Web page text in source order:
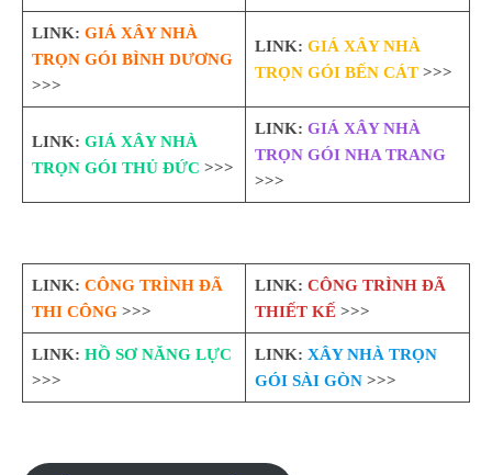
LINK: GIÁ XÂY NHÀ
TRỌN GÓI BÌNH DƯƠNG
>>>
LINK: GIÁ XÂY NHÀ
TRỌN GÓI BẾN CÁT>>>
LINK: GIÁ XÂY NHÀ
TRỌN GÓI THỦ ĐỨC >>>
LINK: GIÁ XÂY NHÀ
TRỌN GÓI NHA TRANG
>>>
LINK: CÔNG TRÌNH ĐÃ
THI CÔNG>>>
LINK: CÔNG TRÌNH ĐÃ
THIẾT KẾ>>>
LINK: HỒ SƠ NĂNG LỰC
>>>
LINK: XÂY NHÀ TRỌN
GÓI SÀI GÒN>>>